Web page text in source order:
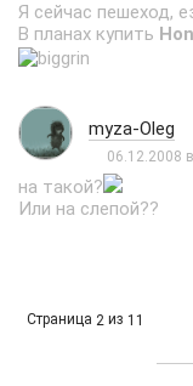
Я сейчас пешеход,
В планах купить
myza-Oleg
06.12.2008
на такой?
Или на слепой??
Страница 2 из 11